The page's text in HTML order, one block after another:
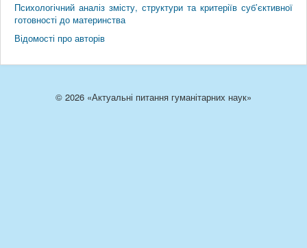
Психологічний аналіз змісту, структури та критеріїв суб’єктивної
готовності до материнства
Відомості про авторів
© 2026 «Актуальні питання гуманітарних наук»